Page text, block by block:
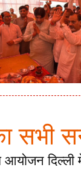
का सभी
दिल्ली